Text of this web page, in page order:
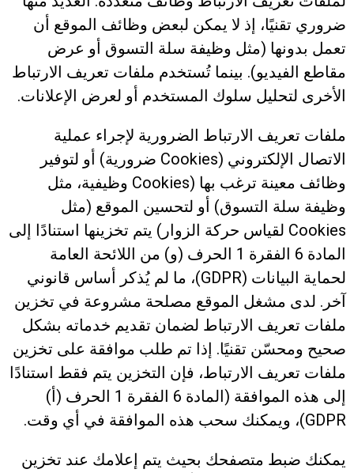
ضروري تقنيًا، إذ لا يمكن لبعض وظائف الموقع أن
تعمل بدونها (مثل وظيفة سلة التسوق أو عرض
مقاطع الفيديو). بينما تُستخدم ملفات تعريف الارتباط
الأخرى لتحليل سلوك المستخدم أو لعرض الإعلانات.
ملفات تعريف الارتباط الضرورية لإجراء عملية
الاتصال الإلكتروني (Cookies ضرورية) أو لتوفير
وظائف معينة ترغب بها (Cookies وظيفية، مثل
وظيفة سلة التسوق) أو لتحسين الموقع (مثل
Cookies لقياس حركة الزوار) يتم تخزينها استنادًا إلى
المادة 6 الفقرة 1 الحرف (و) من اللائحة العامة
لحماية البيانات (GDPR)، ما لم يُذكر أساس قانوني
آخر. لدى مشغل الموقع مصلحة مشروعة في تخزين
ملفات تعريف الارتباط لضمان تقديم خدماته بشكل
صحيح ومحسّن تقنيًا. إذا تم طلب موافقة على تخزين
ملفات تعريف الارتباط، فإن التخزين يتم فقط استنادًا
إلى هذه الموافقة (المادة 6 الفقرة 1 الحرف (أ)
GDPR)، ويمكنك سحب هذه الموافقة في أي وقت.
يمكنك ضبط متصفحك بحيث يتم إعلامك عند تخزين